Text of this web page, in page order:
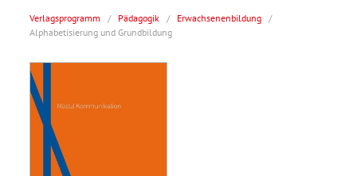
Verlagsprogramm / Pädagogik / Erwachsenenbildung /
Alphabetisierung und Grundbildung